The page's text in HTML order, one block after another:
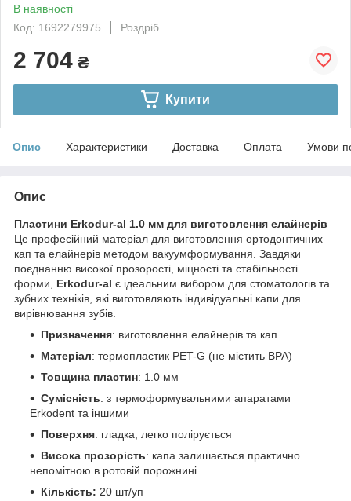
В наявності
Код: 1692279975
Роздріб
2 704 ₴
Купити
Опис Характеристики Доставка Оплата Умови
Опис
Пластини Erkodur-al 1.0 мм для виготовлення елайнерів
Це професійний матеріал для виготовлення ортодонтичних
кап та елайнерів методом вакуумформування. Завдяки
поєднанню високої прозорості, міцності та стабільності
форми, Erkodur-al є ідеальним вибором для стоматологів та
зубних техніків, які виготовляють індивідуальні капи для
вирівнювання зубів.
Призначення: виготовлення елайнерів та кап
Матеріал: термопластик PET-G (не містить BPA)
Товщина пластин: 1.0 мм
Сумісність: з термоформувальними апаратами
Erkodent та іншими
Поверхня: гладка, легко полірується
Висока прозорість: капа залишається практично
непомітною в ротовій порожнині
Кількість: 20 шт/уп